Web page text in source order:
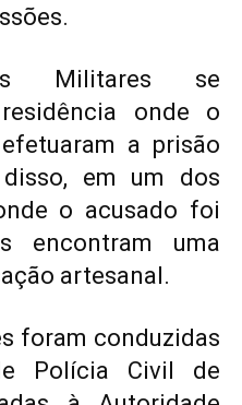
Militares se
onde o
a prisão
em um dos
o acusado foi
encontram uma
artesanal.
foram conduzidas
Polícia Civil de